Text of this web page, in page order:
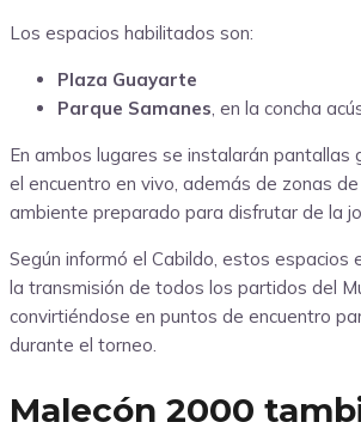
Los espacios habilitados son:
Plaza Guayarte
Parque Samanes, en la concha
En ambos lugares se instalarán pantallas
el encuentro en vivo, además de zonas
ambiente preparado para disfrutar de la
Según informó el Cabildo, estos espacios
la transmisión de todos los partidos del
convirtiéndose en puntos de encuentro
durante el torneo.
Malecón 2000